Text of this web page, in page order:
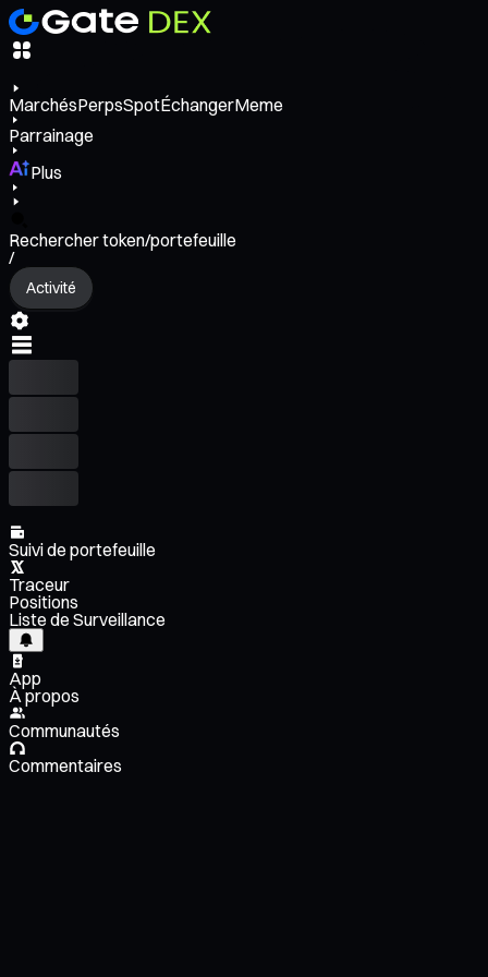
MarchésPerpsSpotÉchangerMeme
Parrainage
Plus
Rechercher token/portefeuille
/
Activité
Suivi de portefeuille
Traceur
Positions
Liste de Surveillance
App
À propos
Communautés
Commentaires